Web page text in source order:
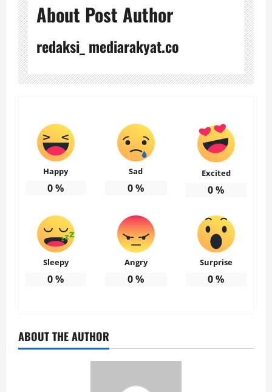
About Post Author
redaksi_ mediarakyat.co
Happy
0%
Sad
0%
Excited
0%
Sleepy
0%
Angry
0%
Surprise
0%
ABOUT THE AUTHOR